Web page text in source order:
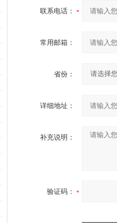
联系电话：
常用邮箱：
省份：
详细地址：
补充说明：
验证码：